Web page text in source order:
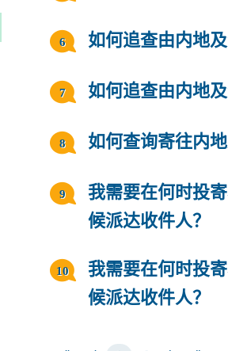
如何追查由内地
如何追查由内地
如何查询寄往内
我需要在何时投
候派达收件人？
我需要在何时投
候派达收件人？